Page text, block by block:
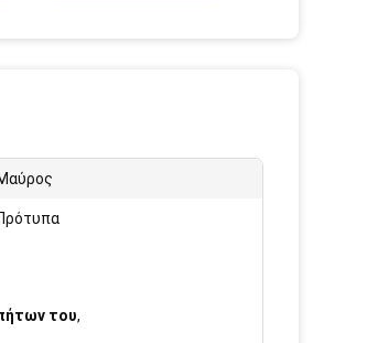
του,